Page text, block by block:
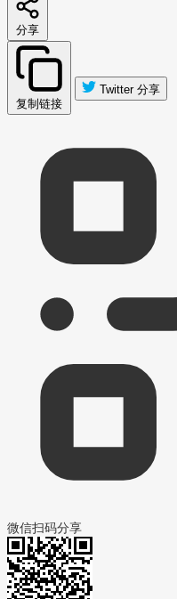
分享
复制链接
Twitter 分享
微信扫码分享